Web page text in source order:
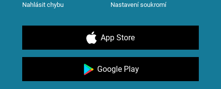
Nahlásit chybu Nastavení soukromí
App Store
Google Play